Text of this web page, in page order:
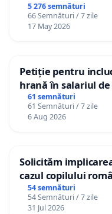
5 276 semnături
66 Semnături / 7 zile
17 May 2026
Petiție pentru
hrană în salariul
gradațiilor de
personali
61 semnături
61 Semnături / 7 zile
6 Aug 2026
Solicităm
cazul copilului
Gheorghe, aflat în
12 ani
54 semnături
54 Semnături / 7 zile
31 Jul 2026